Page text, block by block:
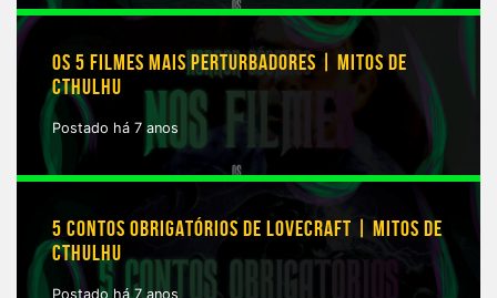
OS 5 FILMES MAIS PERTURBADORES | MITOS DE
CTHULHU
Postado há 7 anos
5 CONTOS OBRIGATÓRIOS DE LOVECRAFT | MITOS DE
CTHULHU
Postado há 7 anos